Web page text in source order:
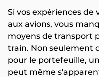
Si vos expériences de
aux avions, vous
moyens de transport
train. Non seulement
pour le portefeuille,
peut même